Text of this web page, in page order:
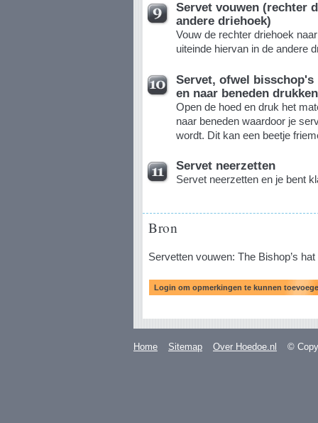
Servet vouwen (rechter
andere driehoek)
Vouw de rechter driehoek
uiteinde hiervan in de andere
Servet, ofwel bisschop's
en naar beneden drukken
Open de hoed en druk het
naar beneden waardoor je
wordt. Dit kan een beetje
Servet neerzetten
Servet neerzetten en je bent
Bron
Servetten vouwen: The Bishop’s
Home Sitemap Over Hoedoe.nl ©